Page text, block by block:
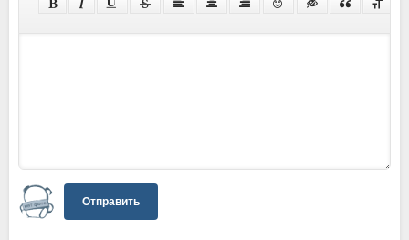
Отправить